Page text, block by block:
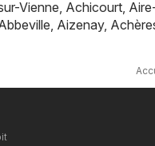
Vienne Achicourt
Aizenay,